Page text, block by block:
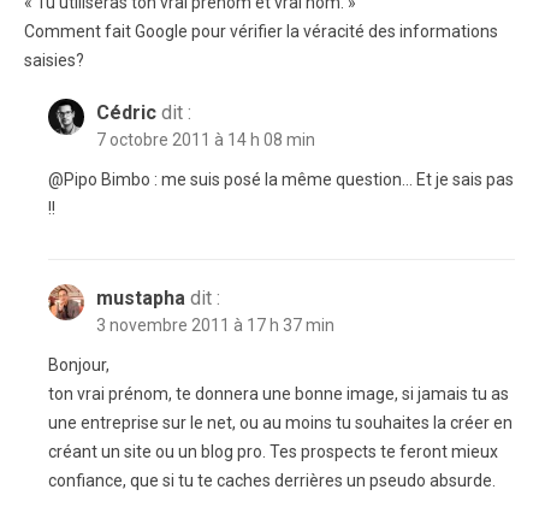
Comment fait Google pour vérifier la véracité des informations
saisies?
Cédric dit :
7 octobre 2011 à 14 h 08 min
@Pipo Bimbo : me suis posé la même question… Et je sais pas
!!
mustapha dit :
3 novembre 2011 à 17 h 37 min
Bonjour,
ton vrai prénom, te donnera une bonne image, si jamais tu as
une entreprise sur le net, ou au moins tu souhaites la créer en
créant un site ou un blog pro. Tes prospects te feront mieux
confiance, que si tu te caches derrières un pseudo absurde.